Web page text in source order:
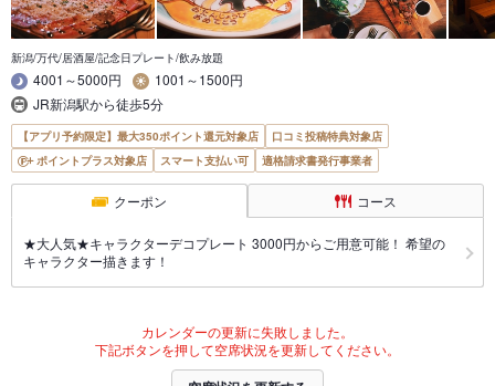
新潟/万代/居酒屋/記念日プレート/飲み放題
4001～5000円
1001～1500円
JR新潟駅から徒歩5分
【アプリ予約限定】最大350ポイント還元対象店
口コミ投稿特典対象店
ポイントプラス対象店
スマート支払い可 適格請求書発行事業者
クーポン コース
★大人気★キャラクターデコプレート 3000円からご用意可能！ 希望の
キャラクター描きます！
カレンダーの更新に失敗しました。
下記ボタンを押して空席状況を更新してください。